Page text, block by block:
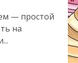
— простой
на